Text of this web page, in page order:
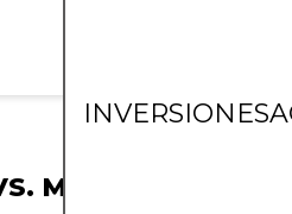
INVERSIONES
METATRADER 4